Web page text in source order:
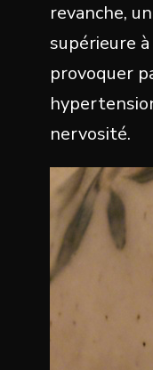
revanche,
supérieure à
provoquer
nervosité.